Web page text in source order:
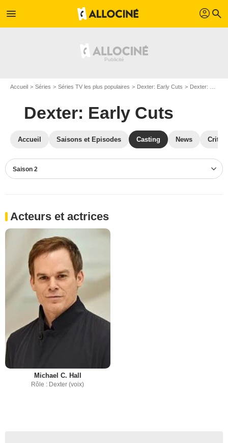
menu profil search
Accueil Séries Séries TV les plus populaires Dexter: Early Cuts Dexter: Early Cuts S02
Dexter: Early Cuts
Accueil Saisons et Episodes Casting News
Saison 2
Acteurs et actrices
Michael C. Hall
Rôle : Dexter (voix)